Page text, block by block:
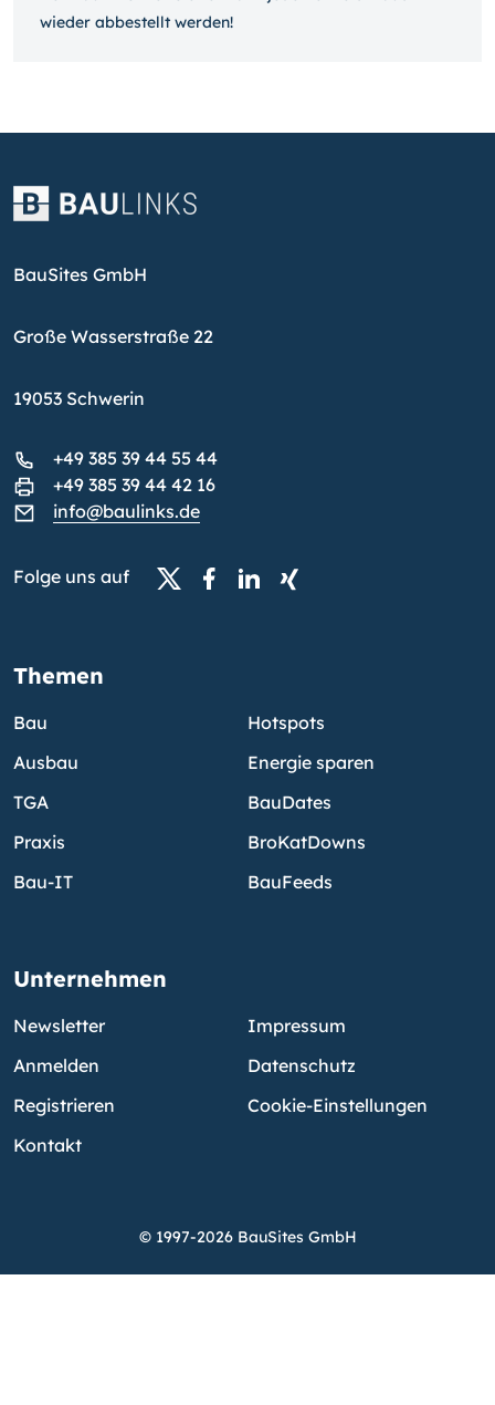
wieder ab­bestellt werden!
BauSites GmbH
Große Wasserstraße 22
19053 Schwerin
+49 385 39 44 55 44
+49 385 39 44 42 16
info@baulinks.de
Folge uns auf
Themen
Bau
Ausbau
TGA
Praxis
Bau-IT
Hotspots
Energie sparen
BauDates
BroKatDowns
BauFeeds
Unternehmen
Newsletter
Anmelden
Registrieren
Kontakt
Impressum
Datenschutz
Cookie-Einstellungen
© 1997-2026 BauSites GmbH